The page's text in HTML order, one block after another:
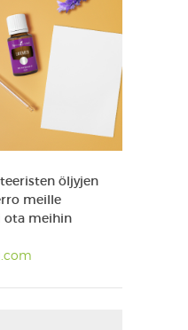
öljyjen
meille
ota meihin